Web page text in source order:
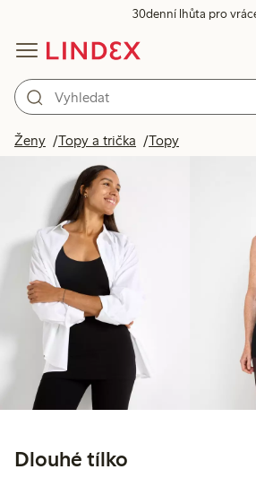
30denní lhůta pro
Ženy Topy a trička Topy
Dlouhé tílko